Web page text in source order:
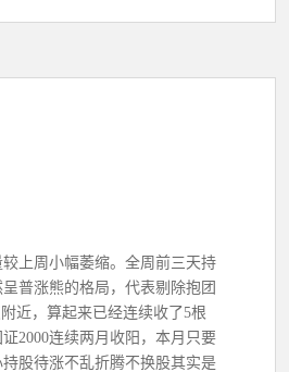
上周小幅萎缩。全周前三天持
普涨熊的格局，代表剔除抱团
近，算起来已经连续收了5根
2000连续两月收阳，本月只要
股待涨不乱折腾不换股其实是